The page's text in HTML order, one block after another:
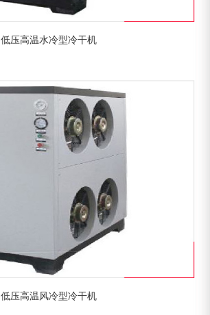
低压高温水冷型冷干机
低压高温风冷型冷干机